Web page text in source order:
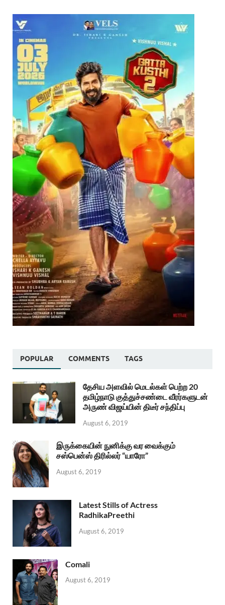
POPULAR COMMENTS TAGS
தேசிய அளவில் மெடல்கள் பெற்ற 20
தமிழ்நாடு குத்துச்சண்டை வீரர்களுடன்
அருண் விஜய்யின் திடீர் சந்திப்பு
August 6, 2019
இருக்கையின் நுனிக்கு வர வைக்கும்
சஸ்பென்ஸ் திரில்லர் “யாரோ”
August 6, 2019
Latest Stills of Actress
RadhikaPreethi
August 6, 2019
Comali
August 6, 2019